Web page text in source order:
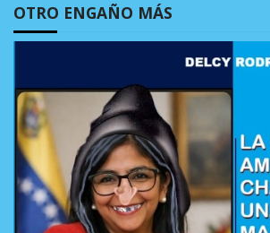
OTRO ENGAÑO MÁS